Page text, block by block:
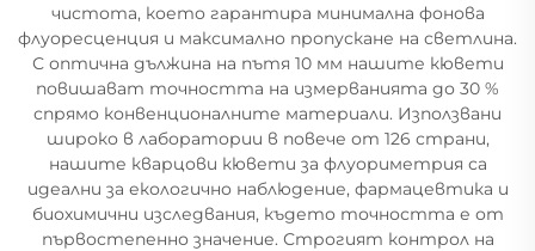
чистота, което гарантира минимална фонова
флуоресценция и максимално пропускане на светлина.
С оптична дължина на пътя 10 мм нашите кювети
повишават точността на измерванията до 30 %
спрямо конвенционалните материали. Използвани
широко в лаборатории в повече от 126 страни,
нашите кварцови кювети за флуориметрия са
идеални за екологично наблюдение, фармацевтика и
биохимични изследвания, където точността е от
първостепенно значение. Строгият контрол на